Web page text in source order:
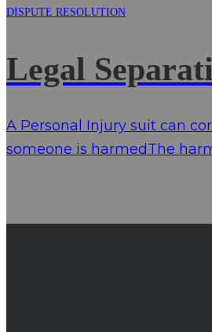
DISPUTE RESOLUTION
Legal
A Personal Injury suit can
someone is harmedThe